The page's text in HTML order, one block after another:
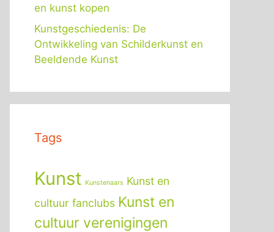
en kunst kopen
Kunstgeschiedenis: De
Ontwikkeling van Schilderkunst en
Beeldende Kunst
Tags
Kunst Kunstenaars Kunst en
cultuur fanclubs Kunst en
cultuur verenigingen